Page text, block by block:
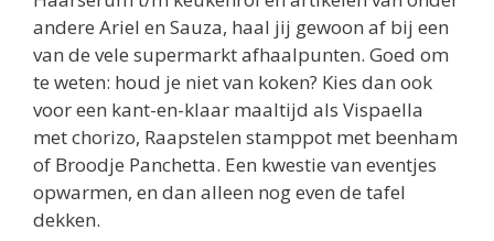
andere Ariel en Sauza, haal jij gewoon af bij een
van de vele supermarkt afhaalpunten. Goed om
te weten: houd je niet van koken? Kies dan ook
voor een kant-en-klaar maaltijd als Vispaella
met chorizo, Raapstelen stamppot met beenham
of Broodje Panchetta. Een kwestie van eventjes
opwarmen, en dan alleen nog even de tafel
dekken.